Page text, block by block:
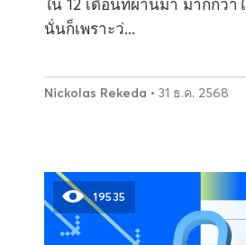
ใน 12 เดือนที่ผ่านมา มากกว่า
นั่นก็เพราะว่...
Nickolas Rekeda • 31 ธ.ค. 2568
19535